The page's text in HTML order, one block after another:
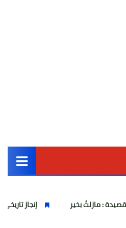
أخبار مصرإنجاز تاريخي.. ناشئات كرة اليد